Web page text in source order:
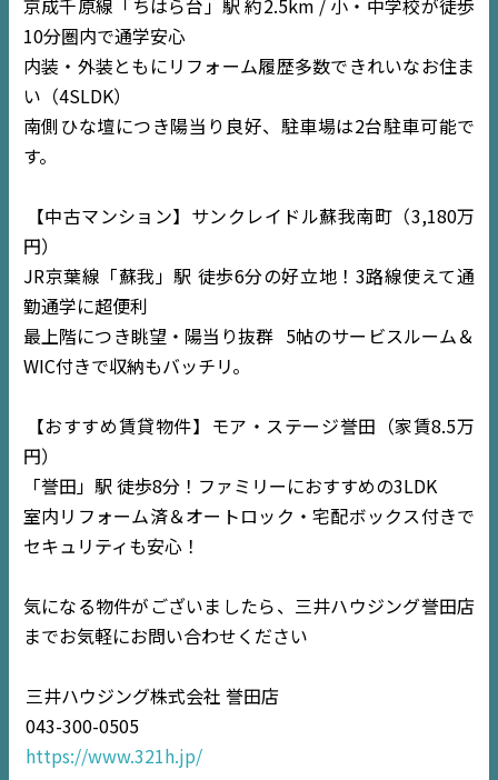
TOP
EVENT
市原エリア
千葉
10分圏内で通学安心
内装・外装ともにリフォーム履歴多数できれいなお住ま
い（4SLDK）
南側ひな壇につき陽当り良好、駐車場は2台駐車可能で
す。
【中古マンション】サンクレイドル蘇我南町（3,180万
円）
JR京葉線「蘇我」駅 徒歩6分の好立地！3路線使えて通
勤通学に超便利
最上階につき眺望・陽当り抜群 5帖のサービスルーム＆
WIC付きで収納もバッチリ。
【おすすめ賃貸物件】モア・ステージ誉田（家賃8.5万
円）
「誉田」駅 徒歩8分！ファミリーにおすすめの3LDK
室内リフォーム済＆オートロック・宅配ボックス付きで
セキュリティも安心！
気になる物件がございましたら、三井ハウジング誉田店
までお気軽にお問い合わせください
三井ハウジング株式会社 誉田店
043-300-0505
https://www.321h.jp/